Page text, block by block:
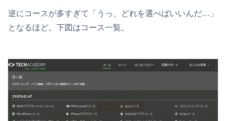
逆にコースが多すぎて「うっ、どれを選べばいいんだ…」
となるほど。下図はコース一覧。